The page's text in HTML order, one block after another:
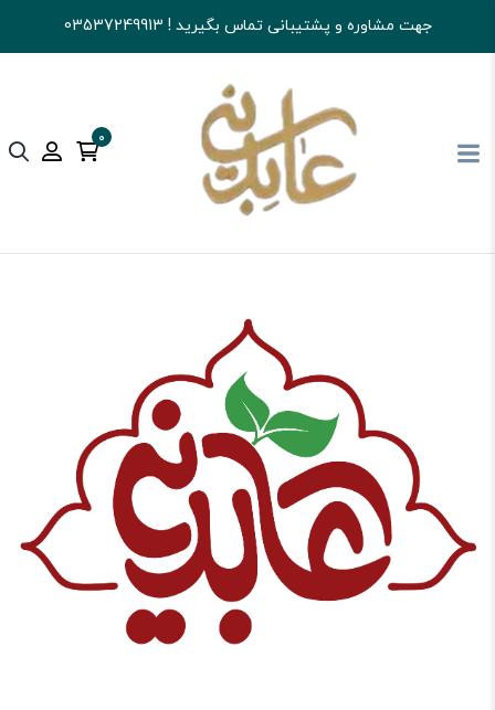
جهت مشاوره و پشتیبانی تماس بگیرید ! 03537249913
0
آجیل و خشکبار عابدینی شکلات سایر شکلات ها